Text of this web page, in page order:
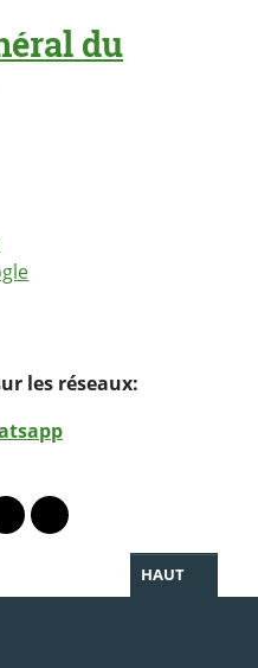
du
les réseaux:
Instagram
profil Linkedin
le profil Facebook
Lien vers le profil Twitter
Partager par WhatsApp
HAUT